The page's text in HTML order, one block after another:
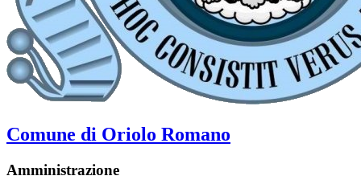
Comune di Oriolo Romano
Amministrazione